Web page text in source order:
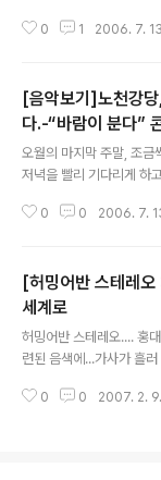
남긴다. 사람과 사람과의
와 노래의 만남은 조금 다
점에서 다른 것 같지만
시가 되듯이 이 둘의 관계
나 느낌이 닮아있다. 그
밀함과 교류가 ..
0 1 2006. 7.
[음악보기]노천강
다.-“바람이 분다”
오월의 마지막 주말, 조금
저녁을 빨리 기다리게 하
천강당에는 여름을 시원
속에서 시작된 열린 콘서
은 음악인들이 참여한 공
에서 오래간만에 대학의
을 느낄 수 있는 공연이었
래를 찾는 사람들, 윤도현
0 0 2006. 7.
[허밍어반 스테레
세계로
허밍어반 스테레오.... 홍
련된 음색에...가사가 흘
다른(물론 클래지콰이와
0 0 2007. 2. 9.